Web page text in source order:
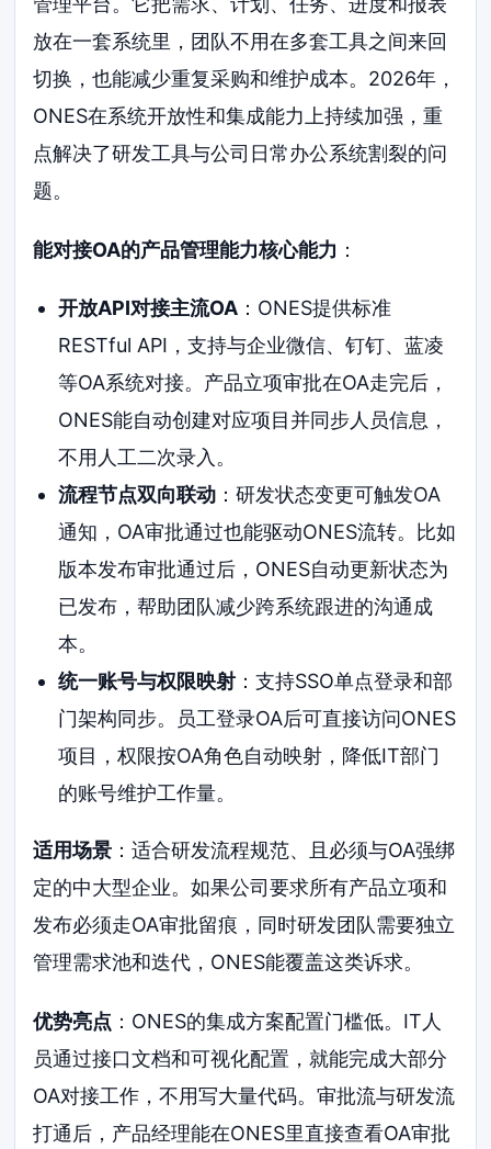
放在一套系统里，团队不用在多套工具之间来回
切换，也能减少重复采购和维护成本。2026年，
ONES在系统开放性和集成能力上持续加强，重
点解决了研发工具与公司日常办公系统割裂的问
题。
能对接OA的产品管理能力核心能力 ：
开放API对接主流OA：ONES提供标准
RESTful API，支持与企业微信、钉钉、蓝凌
等OA系统对接。产品立项审批在OA走完后，
ONES能自动创建对应项目并同步人员信息，
不用人工二次录入。
流程节点双向联动：研发状态变更可触发OA
通知，OA审批通过也能驱动ONES流转。比如
版本发布审批通过后，ONES自动更新状态为
已发布，帮助团队减少跨系统跟进的沟通成
本。
统一账号与权限映射：支持SSO单点登录和部
门架构同步。员工登录OA后可直接访问ONES
项目，权限按OA角色自动映射，降低IT部门
的账号维护工作量。
适用场景 ：适合研发流程规范、且必须与OA强绑
定的中大型企业。如果公司要求所有产品立项和
发布必须走OA审批留痕，同时研发团队需要独立
管理需求池和迭代，ONES能覆盖这类诉求。
优势亮点 ：ONES的集成方案配置门槛低。IT人
员通过接口文档和可视化配置，就能完成大部分
OA对接工作，不用写大量代码。审批流与研发流
打通后，产品经理能在ONES里直接查看OA审批